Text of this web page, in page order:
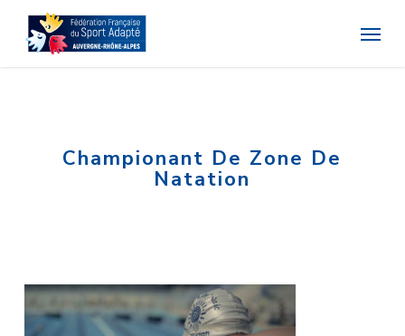
main
content
Menu
Championant De Zone De
Natation